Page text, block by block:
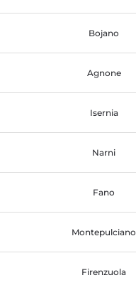
Bojano
Agnone
Isernia
Narni
Fano
Montepulciano
Firenzuola